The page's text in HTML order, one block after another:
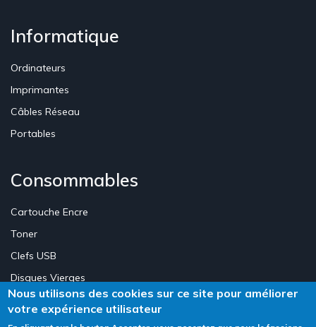
Informatique
Ordinateurs
Imprimantes
Câbles Réseau
Portables
Consommables
Cartouche Encre
Toner
Clefs USB
Disques Vierges
Nous utilisons des cookies sur ce site pour améliorer
votre expérience utilisateur